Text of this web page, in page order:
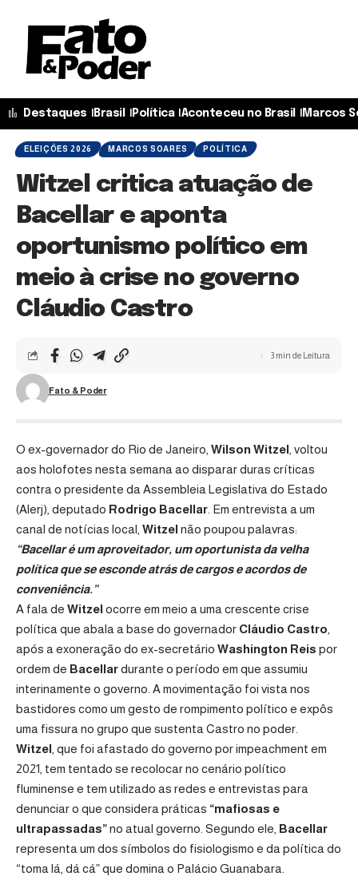
Destaques Brasil Política Aconteceu no Brasil Marcos
ELEIÇÕES 2026 MARCOS SOARES POLÍTICA
Witzel critica atuação de
Bacellar e aponta
oportunismo político em
meio à crise no governo
Cláudio Castro
Fato & Poder
3 min de Leitura
O ex-governador do Rio de Janeiro, Wilson Witzel , voltou
aos holofotes nesta semana ao disparar duras críticas
contra o presidente da Assembleia Legislativa do Estado
(Alerj), deputado Rodrigo Bacellar . Em entrevista a um
canal de notícias local, Witzel não poupou palavras:
“Bacellar é um aproveitador, um oportunista da velha
política que se esconde atrás de cargos e acordos de
conveniência.”
A fala de Witzel ocorre em meio a uma crescente crise
política que abala a base do governador Cláudio Castro
após a exoneração do ex-secretário Washington Reis por
ordem de Bacellardurante o período em que assumiu
interinamente o governo. A movimentação foi vista nos
bastidores como um gesto de rompimento político e expôs
uma fissura no grupo que sustenta Castro no poder.
Witzel , que foi afastado do governo por impeachment em
2021, tem tentado se recolocar no cenário político
fluminense e tem utilizado as redes e entrevistas para
denunciar o que considera práticas “mafiosas e
ultrapassadas”no atual governo. Segundo ele, Bacellar
representa um dos símbolos do fisiologismo e da política do
“toma lá, dá cá” que domina o Palácio Guanabara.